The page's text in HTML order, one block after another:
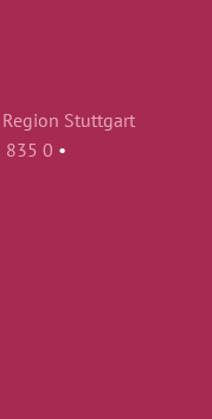
Stuttgart
835 0 •